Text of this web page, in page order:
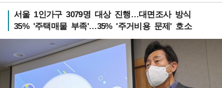
서울 1인가구 3079명 대상 진행…대면조사 방식
35% '주택매물 부족'…35% '주거비용 문제' 호소